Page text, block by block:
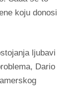
koju donosi
ljubavi
Dario